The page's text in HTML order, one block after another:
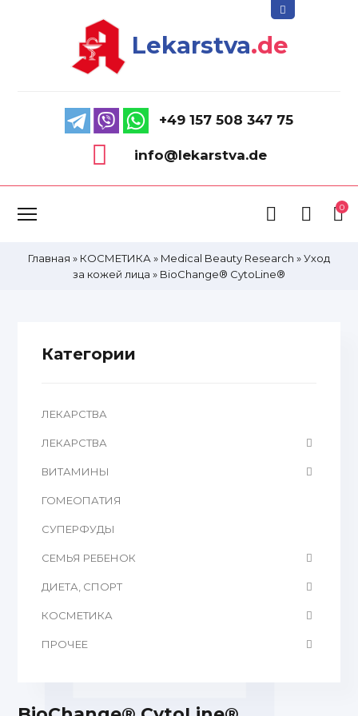
Lekarstva.de
+49 157 508 347 75
info@lekarstva.de
0
Главная » КОСМЕТИКА » Medical Beauty Research »Уход
за кожей лица » BioChange® CytoLine®
Категории
ЛЕКАРСТВА
ЛЕКАРСТВА
ВИТАМИНЫ
ГОМЕОПАТИЯ
CУПЕРФУДЫ
СЕМЬЯ РЕБЕНОК
ДИЕТА, СПОРТ
КОСМЕТИКА
ПРОЧЕЕ